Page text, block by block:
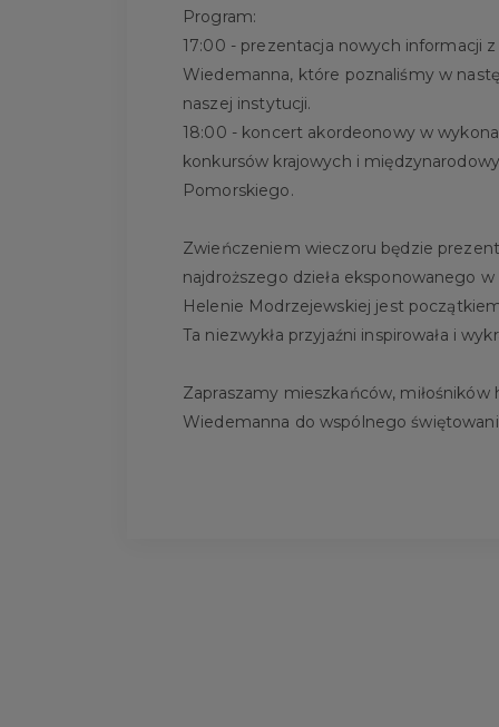
Program:
17:00 - prezentacja nowych informacji
Wiedemanna, które poznaliśmy w
naszej instytucji.
18:00 - koncert akordeonowy w
konkursów krajowych i
Pomorskiego.
Zwieńczeniem wieczoru będzie
najdroższego dzieła eksponowanego
Helenie Modrzejewskiej jest
Ta niezwykła przyjaźni inspirowała i
Zapraszamy mieszkańców,
Wiedemanna do wspólnego